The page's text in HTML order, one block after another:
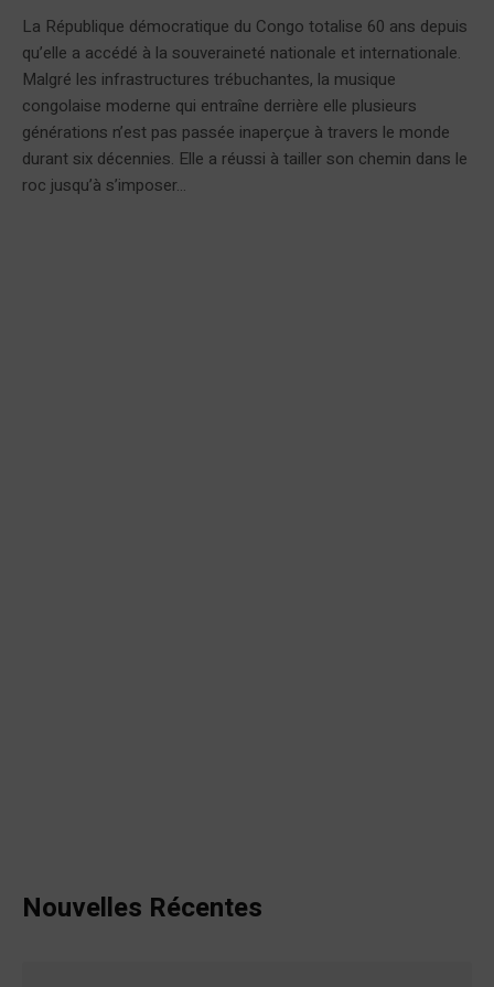
La République démocratique du Congo totalise 60 ans depuis
qu’elle a accédé à la souveraineté nationale et internationale.
Malgré les infrastructures trébuchantes, la musique
congolaise moderne qui entraîne derrière elle plusieurs
générations n’est pas passée inaperçue à travers le monde
durant six décennies. Elle a réussi à tailler son chemin dans le
roc jusqu’à s’imposer...
Nouvelles Récentes